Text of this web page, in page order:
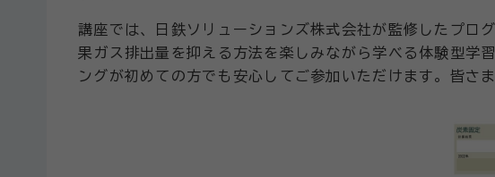
講座では、日鉄ソリューションズ株式会社が監修したプロ
果ガス排出量を抑える方法を楽しみながら学べる体験型学
ングが初めての方でも安心してご参加いただけます。皆さ